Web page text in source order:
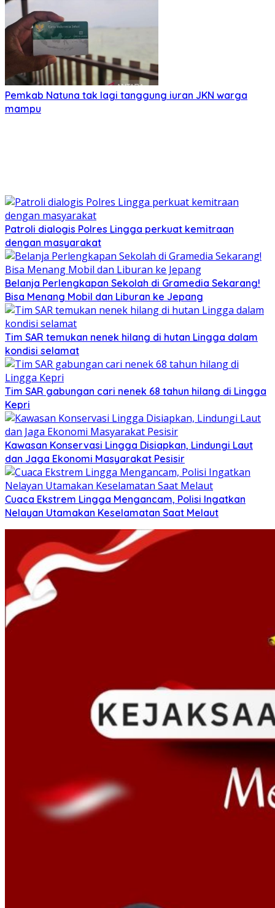
Pemkab Natuna tak lagi tanggung iuran JKN warga
mampu
Patroli dialogis Polres Lingga perkuat kemitraan
dengan masyarakat
Belanja Perlengkapan Sekolah di Gramedia Sekarang!
Bisa Menang Mobil dan Liburan ke Jepang
Tim SAR temukan nenek hilang di hutan Lingga dalam
kondisi selamat
Tim SAR gabungan cari nenek 68 tahun hilang di Lingga
Kepri
Kawasan Konservasi Lingga Disiapkan, Lindungi Laut
dan Jaga Ekonomi Masyarakat Pesisir
Cuaca Ekstrem Lingga Mengancam, Polisi Ingatkan
Nelayan Utamakan Keselamatan Saat Melaut